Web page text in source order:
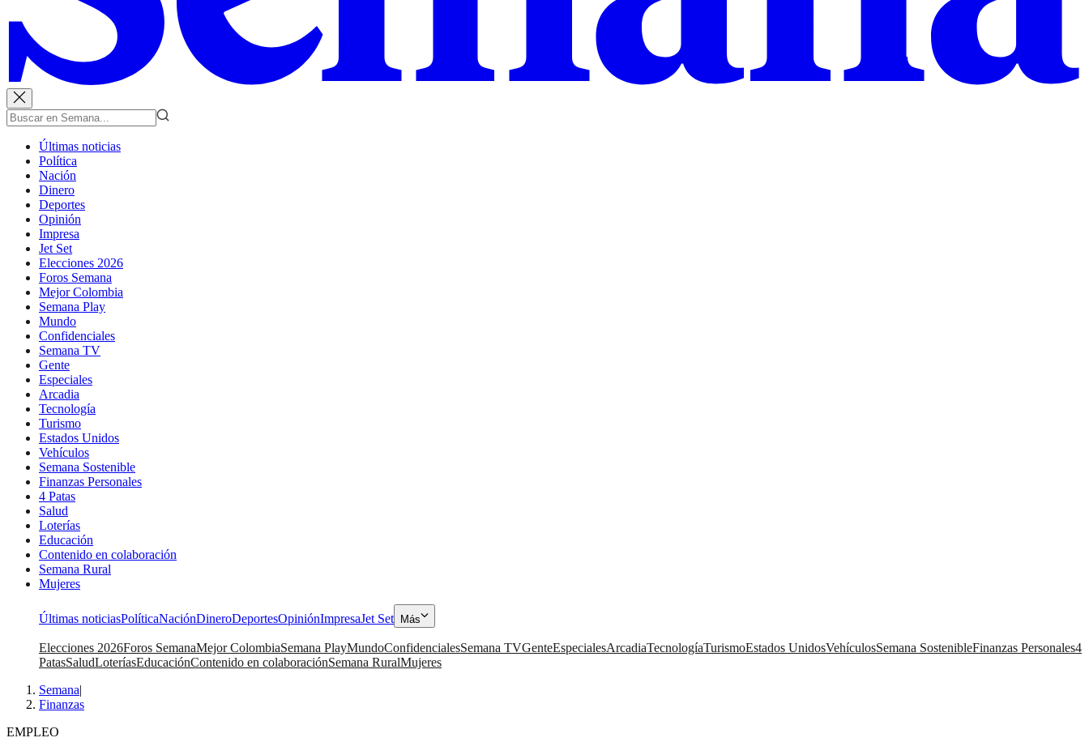
Últimas noticias
Política
Nación
Dinero
Deportes
Opinión
Impresa
Jet Set
Elecciones 2026
Foros Semana
Mejor Colombia
Semana Play
Mundo
Confidenciales
Semana TV
Gente
Especiales
Arcadia
Tecnología
Turismo
Estados Unidos
Vehículos
Semana Sostenible
Finanzas Personales
4 Patas
Salud
Loterías
Educación
Contenido en colaboración
Semana Rural
Mujeres
Últimas noticiasPolíticaNaciónDineroDeportesOpiniónImpresaJet Set Más
Elecciones 2026Foros SemanaMejor ColombiaSemana PlayMundoConfidencialesSemana TVGenteEspecialesArcadiaTecnologíaTurismoEstados UnidosVehículosSemana SostenibleFinanzas Personales4
PatasSaludLoteríasEducaciónContenido en colaboraciónSemana RuralMujeres
Semana|
Finanzas
EMPLEO